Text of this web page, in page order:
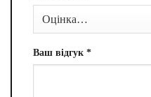
Ваш відгук *